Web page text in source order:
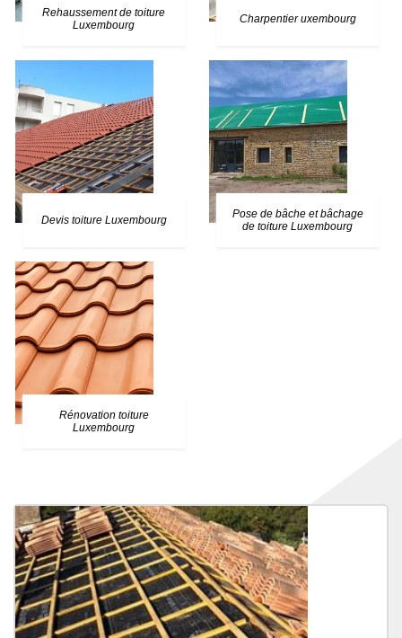
Rehaussement de toiture
Luxembourg
Charpentier uxembourg
Devis toiture Luxembourg
Pose de bâche et bâchage
de toiture Luxembourg
Rénovation toiture
Luxembourg